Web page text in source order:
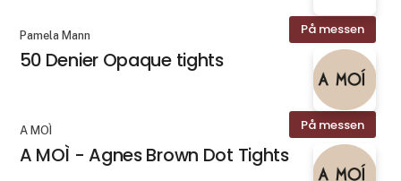
På messen
Pamela Mann
50 Denier Opaque tights
På messen
A MOÌ
A MOÌ - Agnes Brown Dot Tights